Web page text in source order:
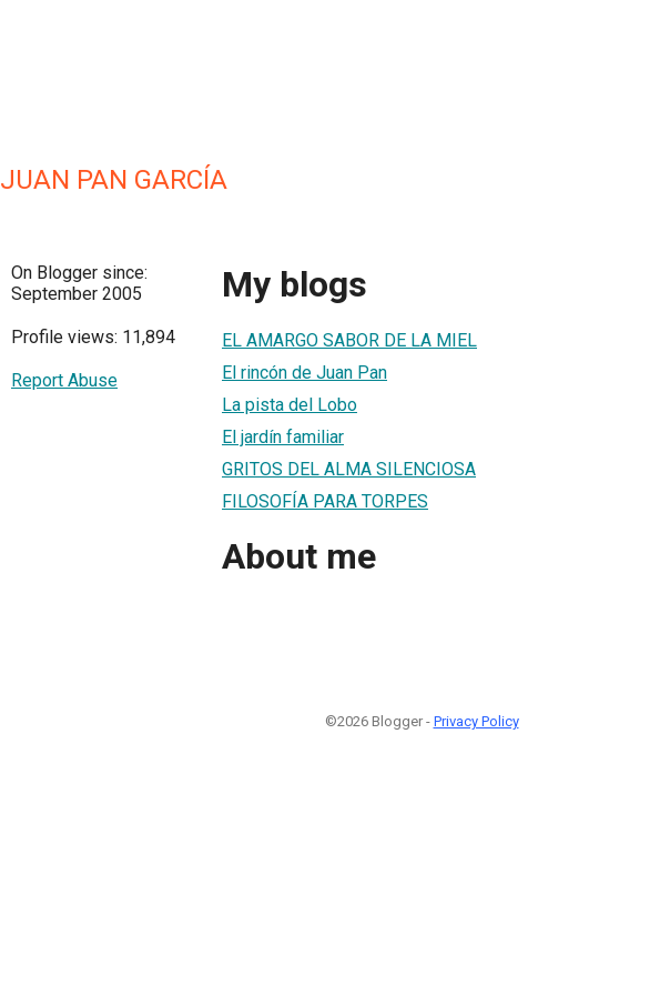
JUAN PAN GARCÍA
On Blogger since:
September 2005
Profile views: 11,894
Report Abuse
My blogs
EL AMARGO SABOR DE LA MIEL
El rincón de Juan Pan
La pista del Lobo
El jardín familiar
GRITOS DEL ALMA SILENCIOSA
FILOSOFÍA PARA TORPES
About me
©2026 Blogger - Privacy Policy